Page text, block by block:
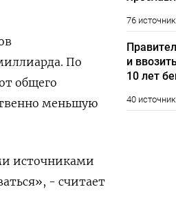
По
общего
меньшую
источниками
- считает